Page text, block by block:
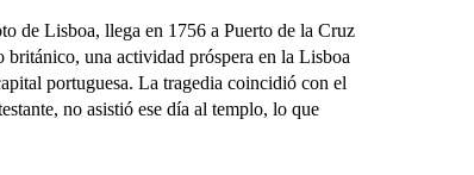
Lisboa, llega en 1756 a Puerto de la Cruz
británico, una actividad próspera en la Lisboa
portuguesa. La tragedia coincidió con el
no asistió ese día al templo, lo que